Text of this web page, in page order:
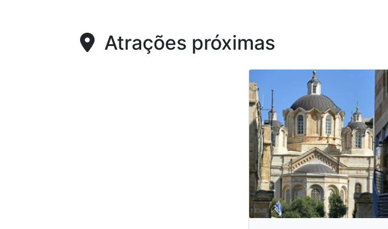
Atrações próximas